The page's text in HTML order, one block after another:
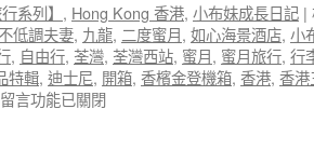
行
程
大
公
開
天
兩
夜
自
由
系列】 , Hong Kong 香港, 小布妹成長日記 |
不低調夫妻, 九龍, 二度蜜月, 如心海景酒店, 小
, 自由行, 荃灣, 荃灣西站, 蜜月, 蜜月旅行, 行
特輯, 迪士尼, 開箱, 香檳金登機箱, 香港, 香港
在
留言功能已關閉